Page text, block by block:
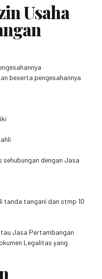
Usaha
beserta pengesahannya
dengan Jasa
tanda tangani dan stmp 10
Jasa Pertambangan
Legalitas yang